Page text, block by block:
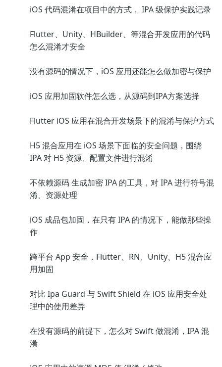
iOS 代码混淆在项目中的方式， IPA 级保护实践记录
Flutter、Unity、HBuilder、等混合开发应用的代码
怎么混淆才安全
没有源码的情况下，iOS 应用还能怎么做加密与保护
iOS 应用加固软件怎么选，从源码到IPA方案选择
Flutter iOS 应用在混合开发场景下的混淆与保护方式
H5 混合应用在 iOS 场景下面临的安全问题，围绕
IPA 对 H5 资源、配置文件进行混淆
不依赖源码 生成加密 IPA 的工具，对 IPA 进行符号混
淆、资源处理
iOS 成品包加固，在只有 IPA 的情况下，能做那些操
作
跨平台 App 安全，Flutter、RN、Unity、H5 混合应
用加固
对比 Ipa Guard 与 Swift Shield 在 iOS 应用安全处
理中的使用差异
在没有源码的前提下，怎么对 Swift 做混淆，IPA 混
淆